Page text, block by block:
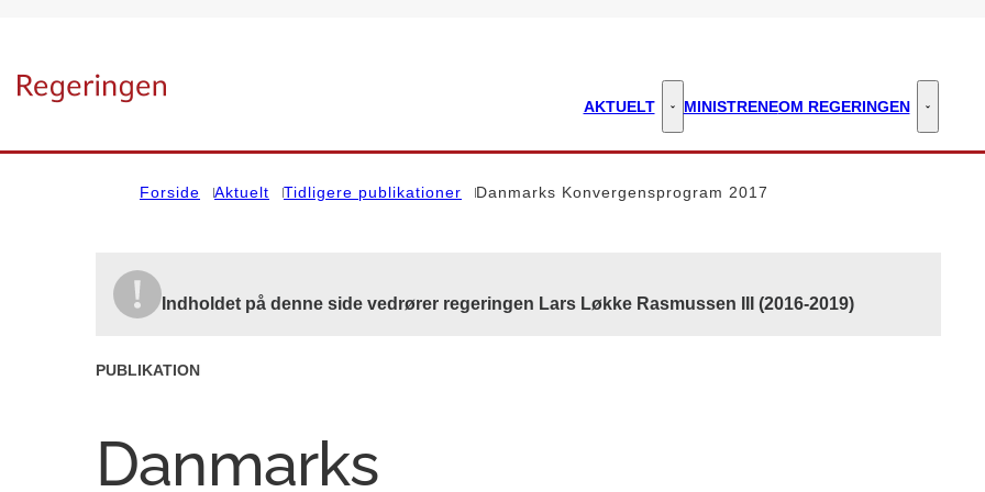
AKTUELT Aktuelt - Flere links
MINISTRENEOM REGERINGEN Om
Forside Aktuelt Tidligere publikationer Danmarks Konvergensprogram 2017
Indholdet på denne side vedrører regeringen Lars Løkke Rasmussen III (2016-2019)
PUBLIKATION
Danmarks